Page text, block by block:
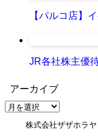
【パルコ店】
JR各社株主優
アーカイブ
ア
株式会社ザザホラ